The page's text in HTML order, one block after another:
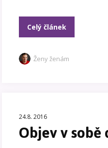
Celý článek
Ženy ženám
24.8. 2016
Objev v